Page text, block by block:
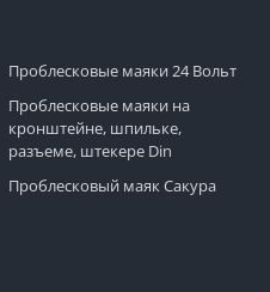
Проблесковые маяки 24 Вольт
Проблесковые маяки на
кронштейне, шпильке,
разъеме, штекере Din
Проблесковый маяк Сакура